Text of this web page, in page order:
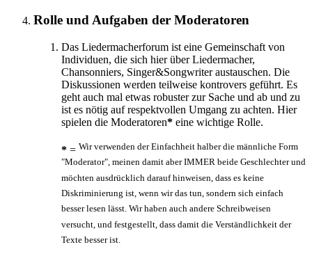
Rolle und Aufgaben der Moderatoren
Das Liedermacherforum ist eine Gemeinschaft von
Individuen, die sich hier über Liedermacher,
Chansonniers, Singer&Songwriter austauschen. Die
Diskussionen werden teilweise kontrovers geführt. Es
geht auch mal etwas robuster zur Sache und ab und zu
ist es nötig auf respektvollen Umgang zu achten. Hier
spielen die Moderatoren* eine wichtige Rolle.
* = Wir verwenden der Einfachheit halber die männliche Form
"Moderator", meinen damit aber IMMER beide Geschlechter und
möchten ausdrücklich darauf hinweisen, dass es keine
Diskriminierung ist, wenn wir das tun, sondern sich einfach
besser lesen lässt. Wir haben auch andere Schreibweisen
versucht, und festgestellt, dass damit die Verständlichkeit der
Texte besser ist.